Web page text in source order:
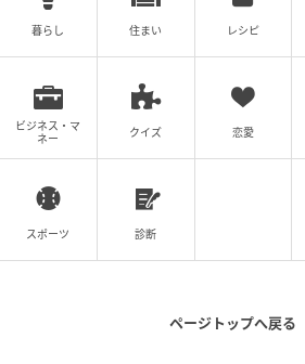
の記事をもっとみる
暮らし 住まい レシピ
ビジネス・マ
ネー
クイズ 恋愛
スポーツ 診断
ページトップへ戻る